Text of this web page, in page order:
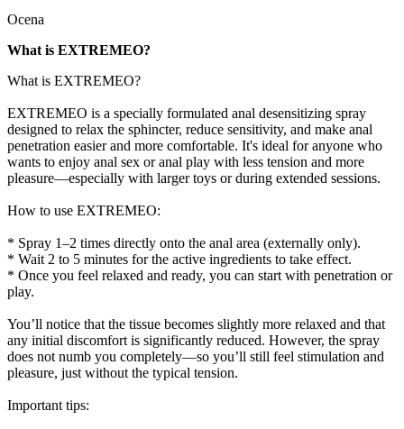
Ocena
What is EXTREMEO?
What is EXTREMEO?
EXTREMEO is a specially formulated anal desensitizing spray
designed to relax the sphincter, reduce sensitivity, and make anal
penetration easier and more comfortable. It's ideal for anyone who
wants to enjoy anal sex or anal play with less tension and more
pleasure—especially with larger toys or during extended sessions.
How to use EXTREMEO:
* Spray 1–2 times directly onto the anal area (externally only).
* Wait 2 to 5 minutes for the active ingredients to take effect.
* Once you feel relaxed and ready, you can start with penetration or
play.
You’ll notice that the tissue becomes slightly more relaxed and that
any initial discomfort is significantly reduced. However, the spray
does not numb you completely—so you’ll still feel stimulation and
pleasure, just without the typical tension.
Important tips: